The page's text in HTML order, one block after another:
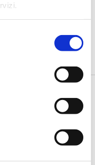
minacce cyber
-
Remo Marini, Group
CyberSecurTech...